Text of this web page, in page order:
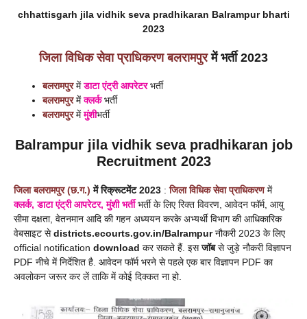
chhattisgarh jila vidhik seva pradhikaran Balrampur bharti
2023
जिला विधिक सेवा प्राधिकरण बलरामपुर में भर्ती 2023
बलरामपुरमेंडाटा एंट्री आपरेटरभर्ती
बलरामपुर मेंक्लर्कभर्ती
बलरामपुर मेंमुंशीभर्ती
Balrampur jila vidhik seva pradhikaran job
Recruitment2023
जिलाबलरामपुर (छ.ग.) में रिक्रूटमेंट 2023 :जिला विधिक सेवा प्राधिकरण में
क्लर्क, डाटा एंट्री आपरेटर, मुंशीभर्तीभर्ती के लिए रिक्त विवरण, आवेदन फॉर्म, आयु
सीमा दक्षता, वेतनमान आदि की गहन अध्ययन करके अभ्यर्थी विभाग की आधिकारिक
वेबसाइट सेdistricts.ecourts.gov.in/Balrampurनौकरी 2023 के लिए
official notification download कर सकते हैं. इसजॉबसे जुड़े नौकरी विज्ञापन
PDF नीचे में निर्देशित है. आवेदन फॉर्म भरने से पहले एक बार विज्ञापन PDF का
अवलोकन जरूर कर लें ताकि में कोई दिक्कत ना हो.